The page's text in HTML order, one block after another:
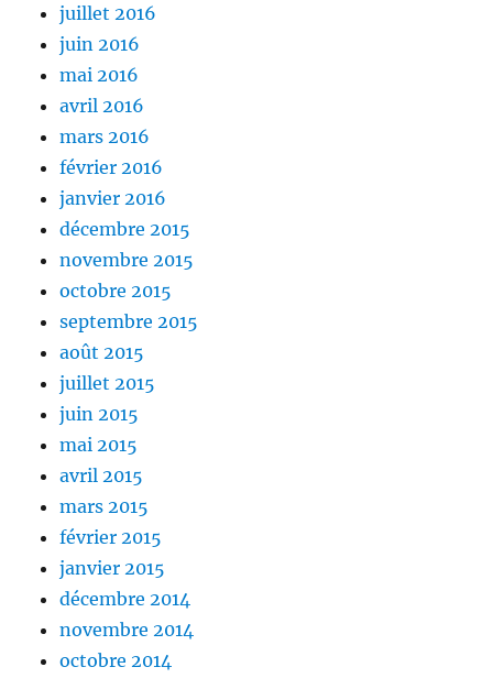
juillet 2016
juin 2016
mai 2016
avril 2016
mars 2016
février 2016
janvier 2016
décembre 2015
novembre 2015
octobre 2015
septembre 2015
août 2015
juillet 2015
juin 2015
mai 2015
avril 2015
mars 2015
février 2015
janvier 2015
décembre 2014
novembre 2014
octobre 2014